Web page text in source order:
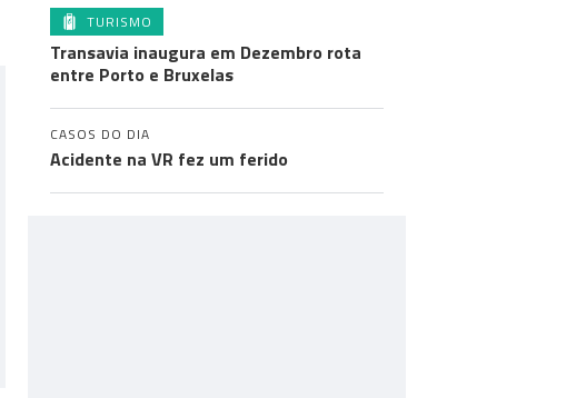
TURISMO
Transavia inaugura em Dezembro rota
entre Porto e Bruxelas
CASOS DO DIA
Acidente na VR fez um ferido